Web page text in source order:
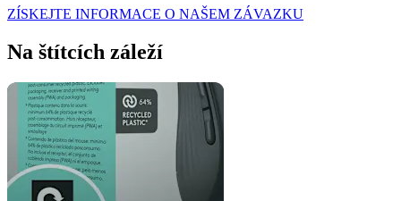
ZÍSKEJTE INFORMACE O NAŠEM ZÁVAZKU
Na štítcích záleží